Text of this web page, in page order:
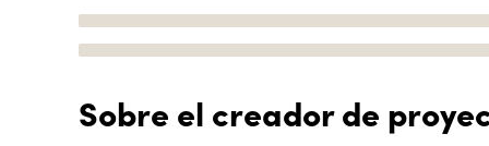
Sobre el creador de